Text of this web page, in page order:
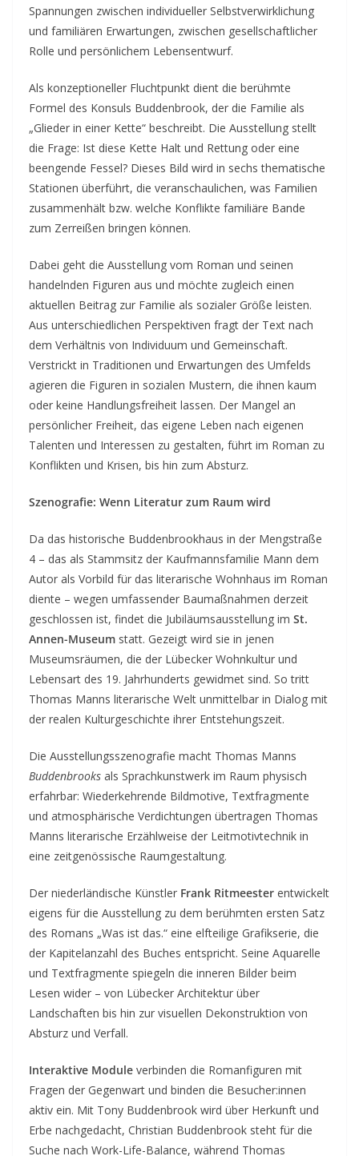
Spannungen zwischen individueller Selbstverwirklichung
und familiären Erwartungen, zwischen gesellschaftlicher
Rolle und persönlichem Lebensentwurf.
Als konzeptioneller Fluchtpunkt dient die berühmte
Formel des Konsuls Buddenbrook, der die Familie als
„Glieder in einer Kette“ beschreibt. Die Ausstellung stellt
die Frage: Ist diese Kette Halt und Rettung oder eine
beengende Fessel? Dieses Bild wird in sechs thematische
Stationen überführt, die veranschaulichen, was Familien
zusammenhält bzw. welche Konflikte familiäre Bande
zum Zerreißen bringen können.
Dabei geht die Ausstellung vom Roman und seinen
handelnden Figuren aus und möchte zugleich einen
aktuellen Beitrag zur Familie als sozialer Größe leisten.
Aus unterschiedlichen Perspektiven fragt der Text nach
dem Verhältnis von Individuum und Gemeinschaft.
Verstrickt in Traditionen und Erwartungen des Umfelds
agieren die Figuren in sozialen Mustern, die ihnen kaum
oder keine Handlungsfreiheit lassen. Der Mangel an
persönlicher Freiheit, das eigene Leben nach eigenen
Talenten und Interessen zu gestalten, führt im Roman zu
Konflikten und Krisen, bis hin zum Absturz.
Szenografie: Wenn Literatur zum Raum wird
Da das historische Buddenbrookhaus in der Mengstraße
4 – das als Stammsitz der Kaufmannsfamilie Mann dem
Autor als Vorbild für das literarische Wohnhaus im Roman
diente – wegen umfassender Baumaßnahmen derzeit
geschlossen ist, findet die Jubiläumsausstellung im St.
Annen-Museum statt. Gezeigt wird sie in jenen
Museumsräumen, die der Lübecker Wohnkultur und
Lebensart des 19. Jahrhunderts gewidmet sind. So tritt
Thomas Manns literarische Welt unmittelbar in Dialog mit
der realen Kulturgeschichte ihrer Entstehungszeit.
Die Ausstellungsszenografie macht Thomas Manns
Buddenbrooks als Sprachkunstwerk im Raum physisch
erfahrbar: Wiederkehrende Bildmotive, Textfragmente
und atmosphärische Verdichtungen übertragen Thomas
Manns literarische Erzählweise der Leitmotivtechnik in
eine zeitgenössische Raumgestaltung.
Der niederländische Künstler Frank Ritmeester entwickelt
eigens für die Ausstellung zu dem berühmten ersten Satz
des Romans „Was ist das.“ eine elfteilige Grafikserie, die
der Kapitelanzahl des Buches entspricht. Seine Aquarelle
und Textfragmente spiegeln die inneren Bilder beim
Lesen wider – von Lübecker Architektur über
Landschaften bis hin zur visuellen Dekonstruktion von
Absturz und Verfall.
Interaktive Module verbinden die Romanfiguren mit
Fragen der Gegenwart und binden die Besucher:innen
aktiv ein. Mit Tony Buddenbrook wird über Herkunft und
Erbe nachgedacht, Christian Buddenbrook steht für die
Suche nach Work-Life-Balance, während Thomas